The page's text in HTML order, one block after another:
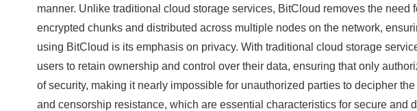
manner. Unlike traditional cloud storage services, BitCloud removes the
encrypted chunks and distributed across multiple nodes on the network,
using BitCloud is its emphasis on privacy. With traditional cloud storage
users to retain ownership and control over their data, ensuring that only
of security, making it nearly impossible for unauthorized parties to decipher
and censorship resistance, which are essential characteristics for secure